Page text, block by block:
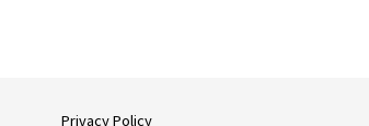
Privacy Policy